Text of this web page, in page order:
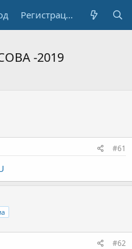
Регистрация
-2019
#61
#62